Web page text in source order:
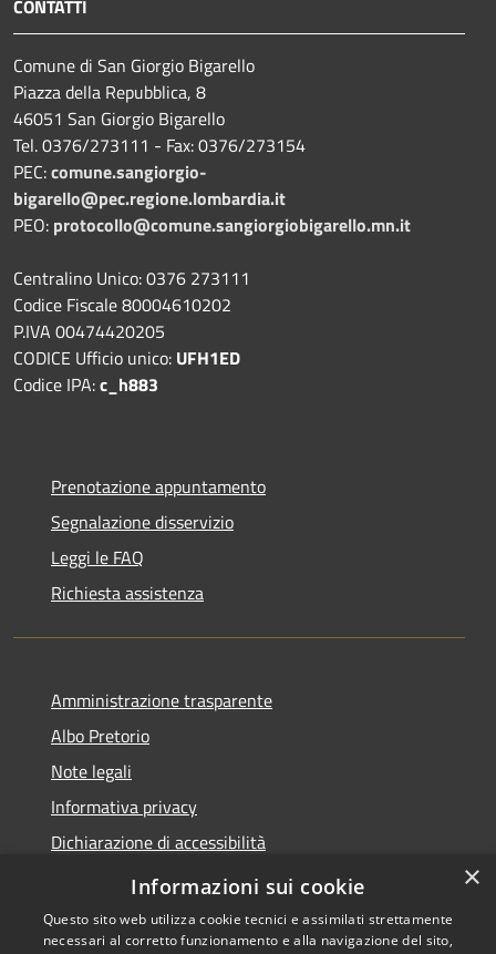
CONTATTI
Comune di San Giorgio Bigarello
Piazza della Repubblica, 8
46051 San Giorgio Bigarello
Tel. 0376/273111 - Fax: 0376/273154
PEC:comune.sangiorgio-
bigarello@pec.regione.lombardia.it
PEO: protocollo@comune.sangiorgiobigarello.mn.it
Centralino Unico: 0376 273111
Codice Fiscale 80004610202
P.IVA 00474420205
CODICE Ufficio unico: UFH1ED
Codice IPA:c_h883
Prenotazione appuntamento
Segnalazione disservizio
Leggi le FAQ
Richiesta assistenza
Amministrazione trasparente
Albo Pretorio
Note legali
Informativa privacy
Dichiarazione di accessibilità
Obiettivi di accessibilità
×
Informazioni sui cookie
Questo sito web utilizza cookie tecnici e assimilati strettamente
necessari al corretto funzionamento e alla navigazione del sito,